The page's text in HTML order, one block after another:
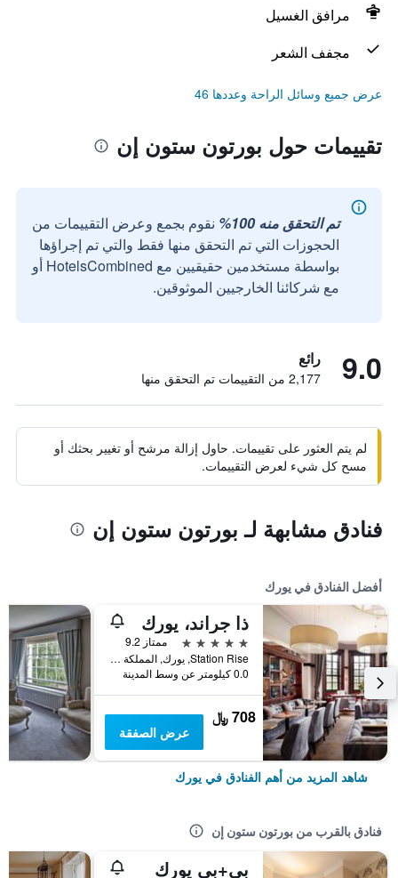
مرافق الغسيل
مجفف الشعر
عرض جميع وسائل الراحة وعددها 46
تقييمات حول بورتون ستون إن
تم التحقق منه 100%
نقوم بجمع وعرض التقييمات من
الحجوزات التي تم التحقق منها فقط والتي تم إجراؤها
بواسطة مستخدمين حقيقيين مع HotelsCombined أو
مع شركائنا الخارجيين الموثوقين.
9.0 رائع
2,177 من التقييمات تم التحقق منها
لم يتم العثور على تقييمات. حاول إزالة مرشح أو تغيير بحثك أو
مسح كل شيء لعرض التقييمات.
فنادق مشابهة لـ بورتون ستون إن
أفضل الفنادق في يورك
ذا جراند، يورك
5 نجوم
ممتاز 9.2
Station Rise, يورك, المملكة المتحدة
0.0 كيلومتر عن وسط المدينة
708 ﷼
عرض الصفقة
شاهد المزيد من أهم الفنادق في يورك
فنادق بالقرب من بورتون ستون إن
بي+بي يورك